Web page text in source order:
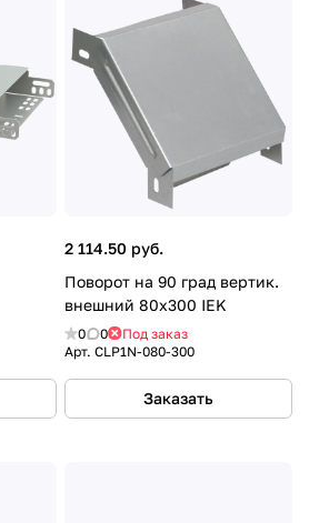
2 114.50 руб.
Поворот на 90 град вертик.
внешний 80х300 IEK
0 0
Под заказ
Арт. CLP1N-080-300
Заказать